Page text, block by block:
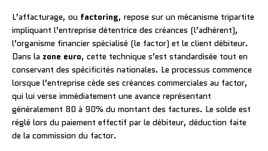
L’affacturage, ou factoring, repose sur un mécanisme tripartite
impliquant l’entreprise détentrice des créances (l’adhérent),
l’organisme financier spécialisé (le factor) et le client débiteur.
Dans la zone euro, cette technique s’est standardisée tout en
conservant des spécificités nationales. Le processus commence
lorsque l’entreprise cède ses créances commerciales au factor,
qui lui verse immédiatement une avance représentant
généralement 80 à 90% du montant des factures. Le solde est
réglé lors du paiement effectif par le débiteur, déduction faite
de la commission du factor.